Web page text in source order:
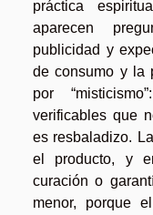
práctica
aparecen
publicidad y
de consumo y la
por
verificables que
es resbaladizo.
el producto, y
curación o
menor, porque